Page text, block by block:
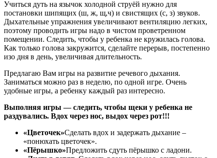
Учиться дуть на язычок холодной струёй нужно для
постановки шипящих (ш, ж, щ,ч) и свистящих (с, з) звуков.
Дыхательные упражнения увеличивают вентиляцию легких,
поэтому проводить игры надо в чистом проветренном
помещении. Следить, чтобы у ребенка не кружилась голова.
Как только голова закружится, сделайте перерыв, постепенно
изо дня в день, увеличивая длительность.
Предлагаю Вам игры на развитие речевого дыхания.
Заниматься можно раз в неделю, по одной игре. Очень
удобные игры, а ребенку каждый раз интересно.
Выполняя игры — следить, чтобы щеки у ребенка не
раздувались. Вдох через нос, выдох через рот!!!
«Цветочек»Сделать вдох и задержать дыхание –
«понюхать цветочек».
«Пёрышко»Предложить сдуть пёрышко с ладони.